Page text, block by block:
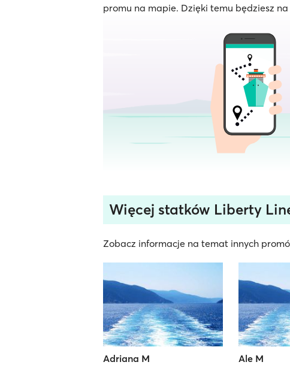
promu na mapie. Dzięki temu będziesz
Więcej statków Liberty
Zobacz informacje na temat innych
Adriana M Ale M